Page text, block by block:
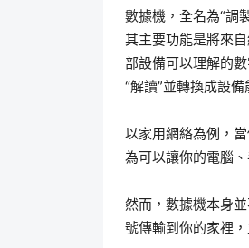
數據機，全名為“調
其主要功能是將來
部設備可以理解的
“解讀”並轉換成設
以家用網絡為例，
為可以讓你的電腦
然而，數據機本身
號傳輸到你的家裡